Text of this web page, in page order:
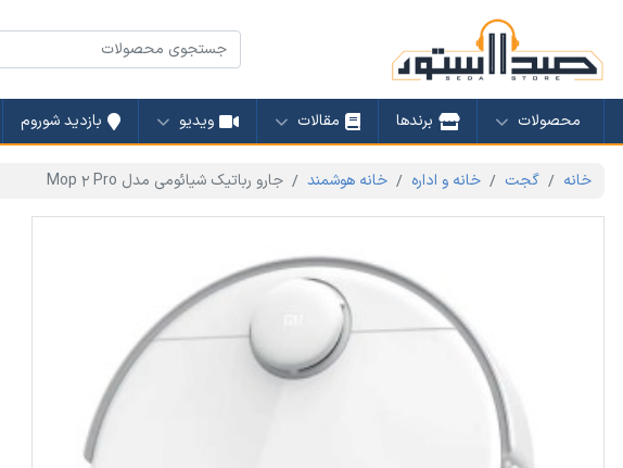
محصولات برندها مقالات ویدیو بازدید شوروم
خانه گجت خانه و اداره خانه هوشمند جارو رباتیک شیائومی مدل Mop 2 Pro